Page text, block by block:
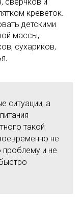
креветок.
детскими
массы,
сухариков,
ситуации, а
такой
не
проблему и не